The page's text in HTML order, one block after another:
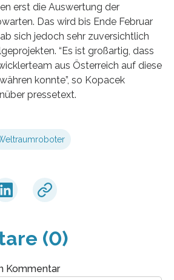
erst die Auswertung der
Das wird bis Ende Februar
sich jedoch sehr zuversichtlich
“Es ist großartig, dass
aus Österreich auf diese
konnte”, so Kopacek
pressetext.
(0)
Kommentar